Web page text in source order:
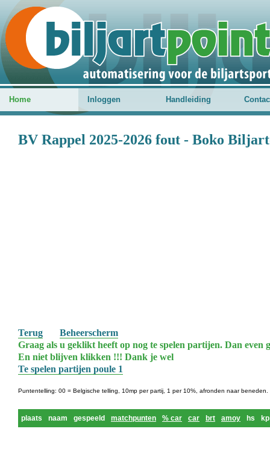
Home Inloggen Handleiding
BV Rappel 2025-2026 fout - Boko
Terug
Beheerscherm
Graag als u geklikt heeft op nog te spelen partijen. Dan even
En niet blijven klikken !!! Dank je wel
Te spelen partijen poule 1
Puntentelling: 00 = Belgische telling, 10mp per partij, 1 per 10%, afronden naar beneden.
plaats naam gespeeld matchpunten % car car brt amoy hs kp